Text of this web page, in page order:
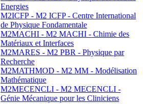
Energies
M2ICFP - M2 ICFP - Centre International
de Physique Fondamentale
M2MACHI - M2 MACHI - Chimie des
Matériaux et Interfaces
M2MARES - M2 PBR - Physique par
Recherche
M2MATHMOD - M2 MM - Modélisation
Mathématique
M2MECENCLI - M2 MECENCLI -
Génie Mécanique pour les Cliniciens